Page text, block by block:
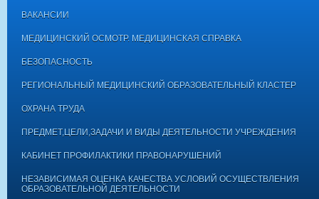
ВАКАНСИИ
МЕДИЦИНСКИЙ ОСМОТР. МЕДИЦИНСКАЯ СПРАВКА
БЕЗОПАСНОСТЬ
РЕГИОНАЛЬНЫЙ МЕДИЦИНСКИЙ ОБРАЗОВАТЕЛЬНЫЙ КЛАСТЕР
ОХРАНА ТРУДА
ПРЕДМЕТ,ЦЕЛИ,ЗАДАЧИ И ВИДЫ ДЕЯТЕЛЬНОСТИ УЧРЕЖДЕНИЯ
КАБИНЕТ ПРОФИЛАКТИКИ ПРАВОНАРУШЕНИЙ
НЕЗАВИСИМАЯ ОЦЕНКА КАЧЕСТВА УСЛОВИЙ ОСУЩЕСТВЛЕНИЯ
ОБРАЗОВАТЕЛЬНОЙ ДЕЯТЕЛЬНОСТИ